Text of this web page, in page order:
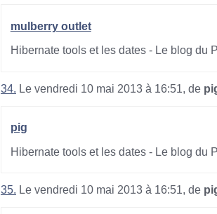
mulberry outlet
Hibernate tools et les dates - Le blog du
34. Le vendredi 10 mai 2013 à 16:51, de
pig
Hibernate tools et les dates - Le blog du
35. Le vendredi 10 mai 2013 à 16:51, de